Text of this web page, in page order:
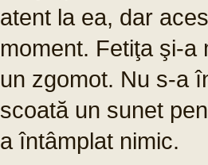
atent la ea, dar
moment. Fetiţa şi-a
un zgomot. Nu s-a
scoată un sunet
a întâmplat nimic.